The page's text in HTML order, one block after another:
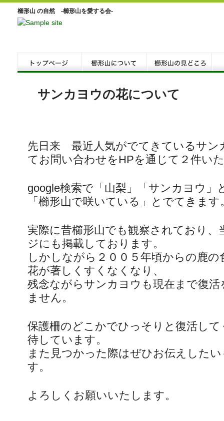
櫛形山 の自然 -櫛形山を愛する会-
サンカヨウの花について
先日来 最近人気がでてきているサン
てお問い合わせをHPを通じて２件い
google検索で「山梨」「サンカヨウ」
「櫛形山で咲いている」とでてきます
実際に昔櫛形山でも観察されており、
ジにも掲載しております。
しかしながら２００５年頃からの鹿
花が著しくすくなくなり、
残念ながらサンカヨウも現在まで復
ません。
保護柵のどこかでひっそりと復活し
待しています。
また見つかった際はぜひお伝えした
す。
よろしくお願いいたします。